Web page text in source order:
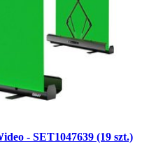
- SET1047639 (19 szt.)